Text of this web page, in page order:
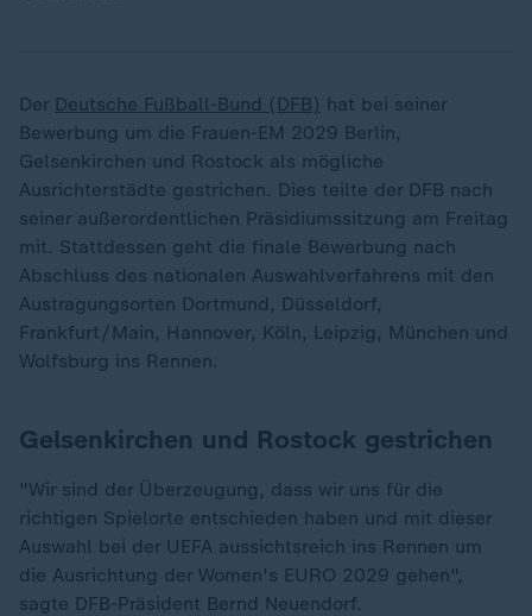
Der Deutsche Fußball-Bund (DFB) hat bei seiner
Bewerbung um die Frauen-EM 2029 Berlin,
Gelsenkirchen und Rostock als mögliche
Ausrichterstädte gestrichen. Dies teilte der DFB nach
seiner außerordentlichen Präsidiumssitzung am Freitag
mit. Stattdessen geht die finale Bewerbung nach
Abschluss des nationalen Auswahlverfahrens mit den
Austragungsorten Dortmund, Düsseldorf,
Frankfurt/Main, Hannover, Köln, Leipzig, München und
Wolfsburg ins Rennen.
Gelsenkirchen und Rostock gestrichen
"Wir sind der Überzeugung, dass wir uns für die
richtigen Spielorte entschieden haben und mit dieser
Auswahl bei der UEFA aussichtsreich ins Rennen um
die Ausrichtung der Women's EURO 2029 gehen",
sagte DFB-Präsident Bernd Neuendorf.